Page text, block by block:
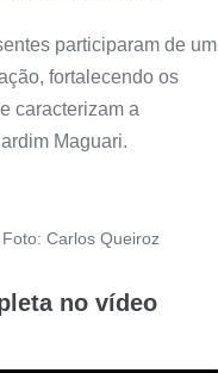
participaram de um
fortalecendo os
caracterizam a
Maguari.
Carlos Queiroz
no vídeo